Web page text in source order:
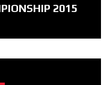
2015